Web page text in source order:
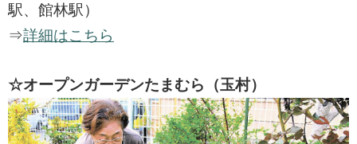
駅、館林駅）
⇒詳細はこちら
☆オープンガーデンたまむら（玉村）